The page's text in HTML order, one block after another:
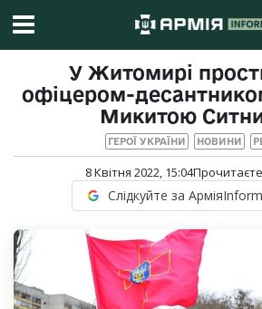
У Житомирі
офіцером-
Микитою
ГЕРОЇ УКРАЇНИ НОВИНИ
8 Квітня 2022, 15:04
Слідкуйте за